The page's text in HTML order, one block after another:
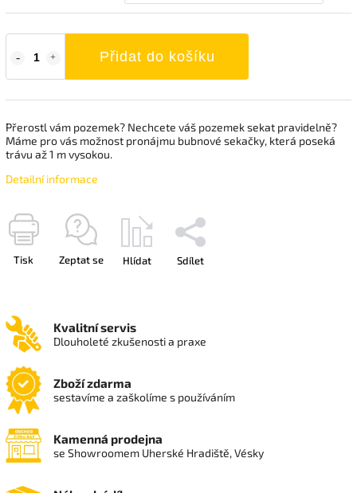
Přidat do košíku
Přerostl vám pozemek? Nechcete váš pozemek sekat pravidelně?
Máme pro vás možnost pronájmu bubnové sekačky, která poseká
trávu až 1 m vysokou.
Detailní informace
Tisk Zeptat se Hlídat Sdílet
Kvalitní servis
Dlouholeté zkušenosti a praxe
Zboží zdarma
sestavíme a zaškolíme s používáním
Kamenná prodejna
se Showroomem Uherské Hradiště, Vésky